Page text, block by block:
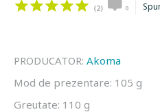
(2) 0
PRODUCATOR: Akoma
Mod de prezentare: 105 g
Greutate: 110 g